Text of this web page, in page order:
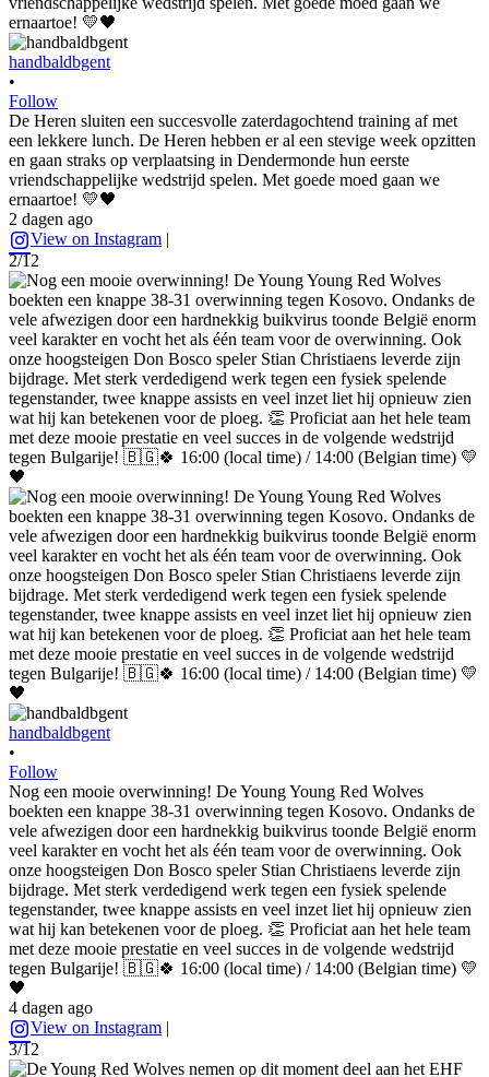
handbaldbgent
•
Follow
De Heren sluiten een succesvolle zaterdagochtend training af met
een lekkere lunch. De Heren hebben er al een stevige week opzitten
en gaan straks op verplaatsing in Dendermonde hun eerste
vriendschappelijke wedstrijd spelen. Met goede moed gaan we
ernaartoe! 💛🖤
2 dagen ago
View on Instagram |
2/12
handbaldbgent
•
Follow
Nog een mooie overwinning! De Young Young Red Wolves
boekten een knappe 38-31 overwinning tegen Kosovo. Ondanks de
vele afwezigen door een hardnekkig buikvirus toonde België enorm
veel karakter en vocht het als één team voor de overwinning. Ook
onze hoogsteigen Don Bosco speler Stian Christiaens leverde zijn
bijdrage. Met sterk verdedigend werk tegen een fysiek spelende
tegenstander, twee knappe assists en veel inzet liet hij opnieuw zien
wat hij kan betekenen voor de ploeg. 👏 Proficiat aan het hele team
met deze mooie prestatie en veel succes in de volgende wedstrijd
tegen Bulgarije! 🇧🇬🍀 16:00 (local time) / 14:00 (Belgian time) 💛
🖤
4 dagen ago
View on Instagram |
3/12